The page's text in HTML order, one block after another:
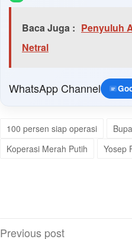
Baca Juga : Penyuluh
Netral
WhatsApp Channel
100 persen siap operasi
Koperasi Merah Putih
Yosep
Post
Previous post